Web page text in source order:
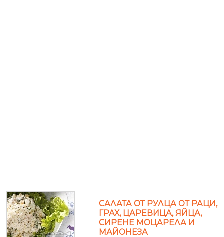
САЛАТА ОТ РУЛЦА ОТ РАЦИ,
ГРАХ, ЦАРЕВИЦА, ЯЙЦА,
СИРЕНЕ МОЦАРЕЛА И
МАЙОНЕЗА